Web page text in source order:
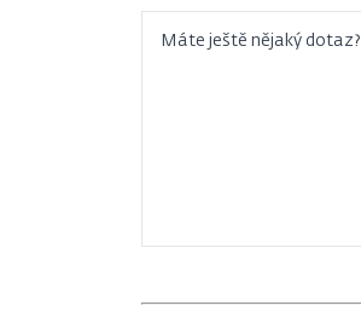
Máte ještě nějaký dotaz?